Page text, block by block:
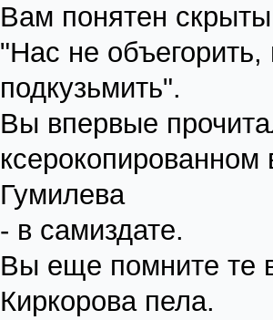
Вам понятен
"Hас не объегорить,
подкузьмить".
Вы впервые
ксерокопированном
Гумилева
- в самиздате.
Вы еще помните те
Киркорова пела.